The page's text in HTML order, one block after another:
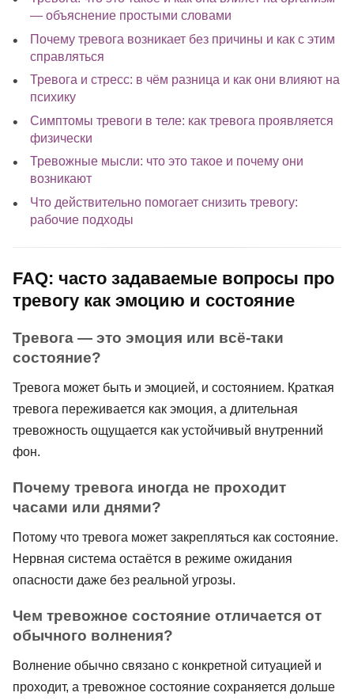
— объяснение простыми словами
Почему тревога возникает без причины и как с этим
справляться
Тревога и стресс: в чём разница и как они влияют на
психику
Симптомы тревоги в теле: как тревога проявляется
физически
Тревожные мысли: что это такое и почему они
возникают
Что действительно помогает снизить тревогу:
рабочие подходы
FAQ: часто задаваемые вопросы про
тревогу как эмоцию и состояние
Тревога — это эмоция или всё-таки
состояние?
Тревога может быть и эмоцией, и состоянием. Краткая
тревога переживается как эмоция, а длительная
тревожность ощущается как устойчивый внутренний
фон.
Почему тревога иногда не проходит
часами или днями?
Потому что тревога может закрепляться как состояние.
Нервная система остаётся в режиме ожидания
опасности даже без реальной угрозы.
Чем тревожное состояние отличается от
обычного волнения?
Волнение обычно связано с конкретной ситуацией и
проходит, а тревожное состояние сохраняется дольше